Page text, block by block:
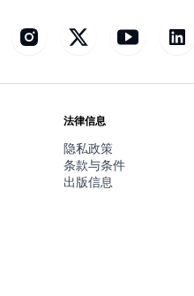
法律信息
隐私政策
条款与条件
出版信息